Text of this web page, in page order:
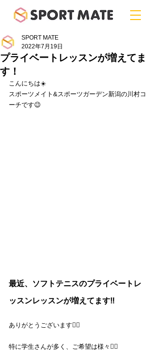
プライベートレッスンが増えてま
す！
SPORT MATE
2022年7月19日
こんにちは☀️
スポーツメイト&スポーツガーデン新潟の川村コ
ーチです😉
最近、ソフトテニスのプライベートレ
ッスンレッスンが増えてます‼️
ありがとうございます🙇‍♂️
特に学生さんが多く、ご希望は様々💁‍♂️